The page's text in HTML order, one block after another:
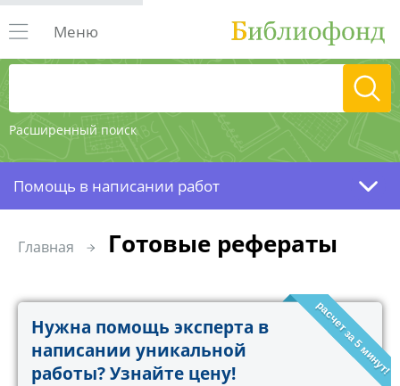
Расширенный поиск
Меню
Помощь в написании работ
Главная Готовые рефераты
расчет за 5 минут!
Нужна помощь эксперта в
написании уникальной
работы? Узнайте цену!